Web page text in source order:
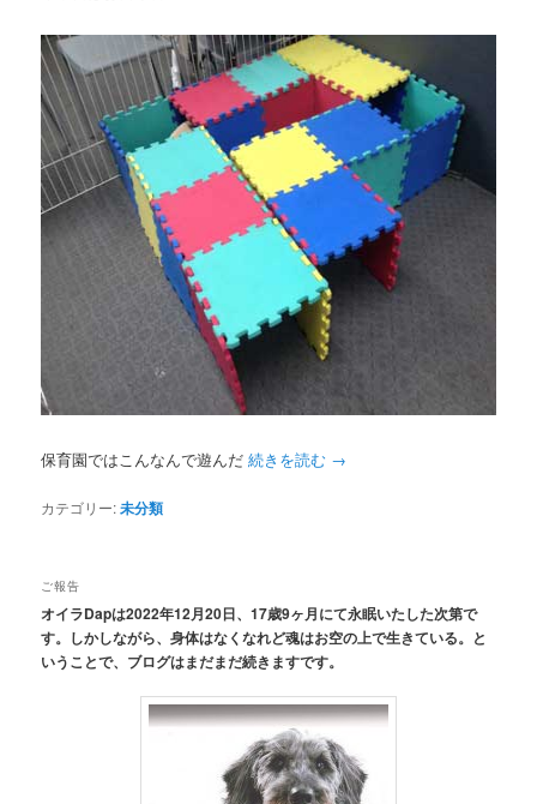
保育園ではこんなんで遊んだ続きを読む →
カテゴリー:未分類
ご報告
オイラDapは2022年12月20日、17歳9ヶ月にて永眠いたした次第で
す。しかしながら、身体はなくなれど魂はお空の上で生きている。と
いうことで、ブログはまだまだ続きますです。